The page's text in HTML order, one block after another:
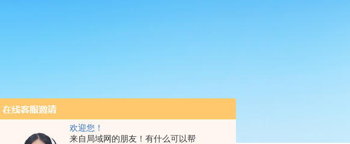
欢迎您！
来自局域网的朋友！有什么可以帮